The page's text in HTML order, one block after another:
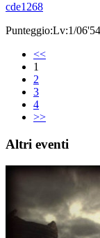
cde1268
Punteggio:Lv:1/
<<
1
2
3
4
>>
Altri eventi